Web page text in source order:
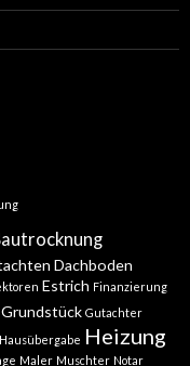
Dachboden
Estrich Finanzierung
Grundstück Gutachter
Hausübergabe Heizung
Maler Muschter Notar